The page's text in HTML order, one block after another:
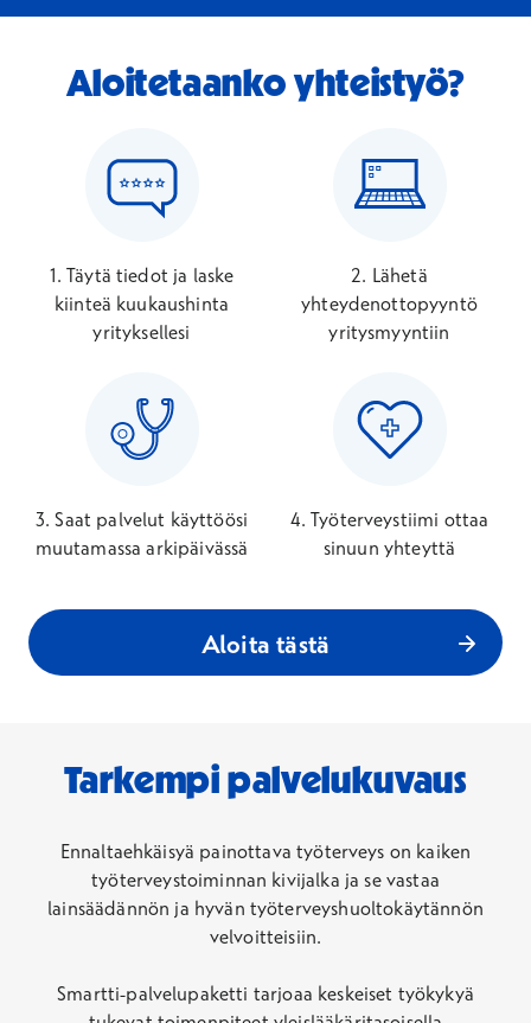
Aloitetaanko yhteistyö?
1. Täytä tiedot ja laske
kiinteä kuukaushinta
yrityksellesi
2. Lähetä
yhteydenottopyyntö
yritysmyyntiin
3. Saat palvelut käyttöösi
muutamassa arkipäivässä
4. Työterveystiimi ottaa
sinuun yhteyttä
Aloita tästä
Tarkempi palvelukuvaus
Ennaltaehkäisyä painottava työterveys on kaiken
työterveystoiminnan kivijalka ja se vastaa
lainsäädännön ja hyvän työterveyshuoltokäytännön
velvoitteisiin.
Smartti-palvelupaketti tarjoaa keskeiset työkykyä